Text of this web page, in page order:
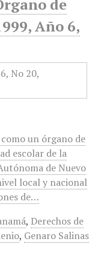
de
Año 6,
un órgano de
escolar de la
de Nuevo
local y nacional
de…
, Derechos de
, Genaro Salinas